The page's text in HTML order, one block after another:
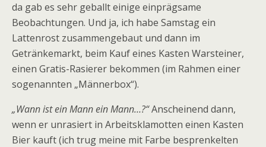
da gab es sehr geballt einige einprägsame
Beobachtungen. Und ja, ich habe Samstag ein
Lattenrost zusammengebaut und dann im
Getränkemarkt, beim Kauf eines Kasten Warsteiner,
einen Gratis-Rasierer bekommen (im Rahmen einer
sogenannten „Männerbox“).
„Wann ist ein Mann ein Mann…?“Anscheinend dann,
wenn er unrasiert in Arbeitsklamotten einen Kasten
Bier kauft (ich trug meine mit Farbe besprenkelten